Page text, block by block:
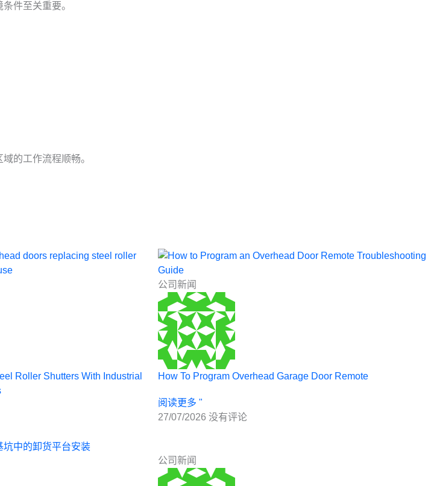
件至关重要。
的工作流程顺畅。
Roller Shutters With Industrial
公司新闻
How To Program Overhead Garage Door Remote
阅读更多 "
27/07/2026 没有评论
公司新闻